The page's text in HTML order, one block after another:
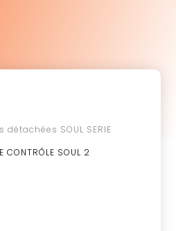
détachées SOUL SERIE
CONTRÔLE SOUL 2